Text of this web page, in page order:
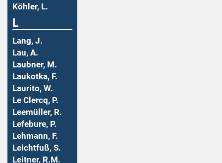
Köhler, L.
L
Lang, J.
Lau, A.
Laubner, M.
Laukotka, F.
Laurito, W.
Le Clercq, P.
Leemüller, R.
Lefebure, P.
Lehmann, F.
Leichtfuß, S.
Leitner, R.M.